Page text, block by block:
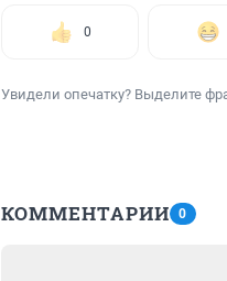
0
Увидели опечатку? Выделите
КОММЕНТАРИИ 0